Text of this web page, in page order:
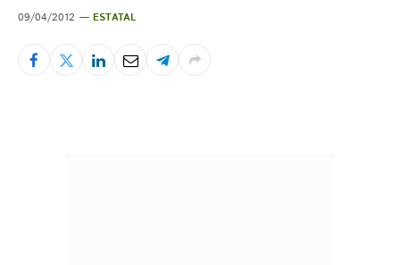
09/04/2012 ESTATAL